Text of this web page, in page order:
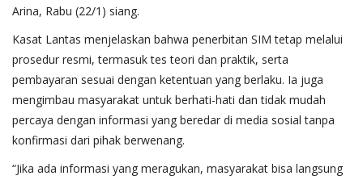
Arina, Rabu (22/1) siang.
Kasat Lantas menjelaskan bahwa penerbitan SIM tetap melalui
prosedur resmi, termasuk tes teori dan praktik, serta
pembayaran sesuai dengan ketentuan yang berlaku. Ia juga
mengimbau masyarakat untuk berhati-hati dan tidak mudah
percaya dengan informasi yang beredar di media sosial tanpa
konfirmasi dari pihak berwenang.
“Jika ada informasi yang meragukan, masyarakat bisa langsung